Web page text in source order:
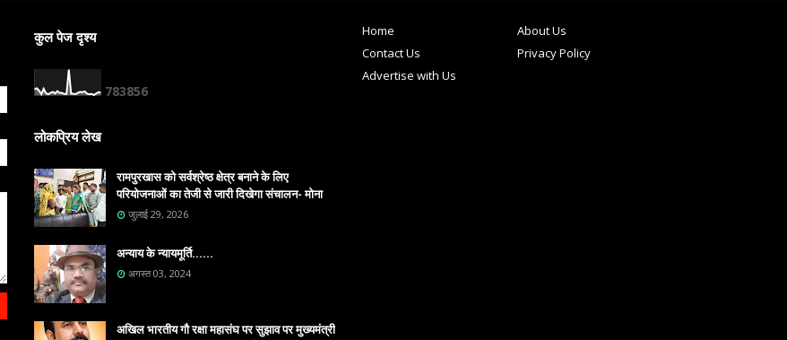
कुल पेज दृश्य
783856
लोकप्रिय लेख
रामपुरखास को सर्वश्रेष्ठ क्षेत्र बनाने के लिए
परियोजनाओं का तेजी से जारी दिखेगा संचालन- मोना
जुलाई 29, 2026
अन्याय के न्यायमूर्ति......
अगस्त 03, 2024
अखिल भारतीय गौ रक्षा महासंघ पर सुझाव पर मुख्यमंत्री
Home
About Us
Contact Us
Privacy Policy
Advertise with Us